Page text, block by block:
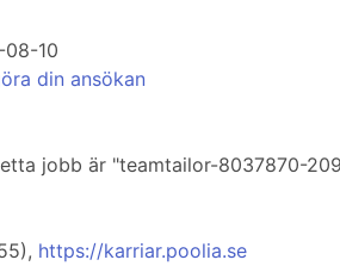
10
din ansökan
jobb är "teamtailor-8037870-
https://karriar.poolia.se